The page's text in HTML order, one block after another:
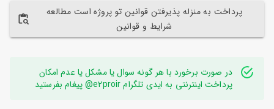
پرداخت به منزله پذیرفتن قوانین تو پروژه است مطالعه
شرایط و قوانین
در صورت برخورد با هر گونه سوال یا مشکل یا عدم امکان
پرداخت اینترنتی به ایدی تلگرام e2proir@ پیغام بفرستید